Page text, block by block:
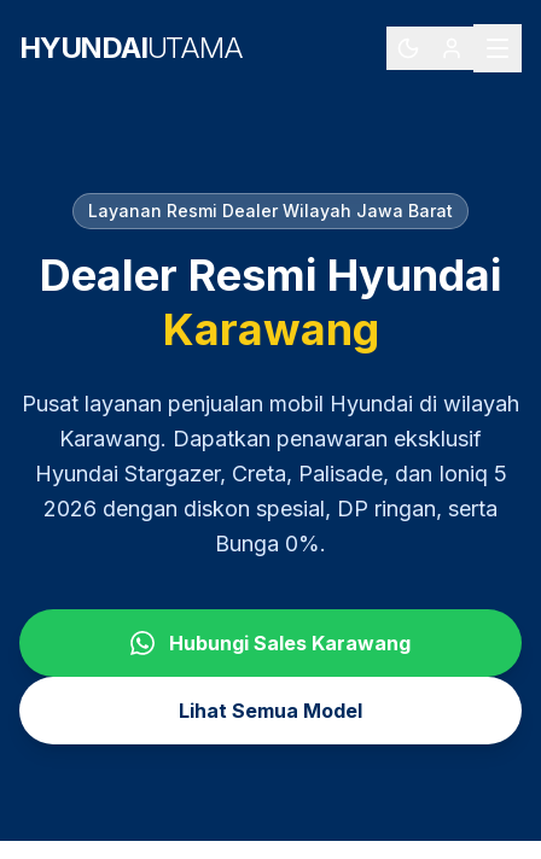
HYUNDAIUTAMA
Layanan Resmi Dealer Wilayah Jawa Barat
Dealer Resmi Hyundai
Karawang
Pusat layanan penjualan mobil Hyundai di wilayah
Karawang. Dapatkan penawaran eksklusif
Hyundai Stargazer, Creta, Palisade, dan Ioniq 5
2026 dengan diskon spesial, DP ringan, serta
Bunga 0%.
Hubungi Sales Karawang
Lihat Semua Model